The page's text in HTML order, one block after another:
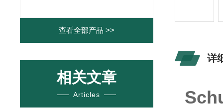
查看全部产品 >>
相关文章
Articles
详